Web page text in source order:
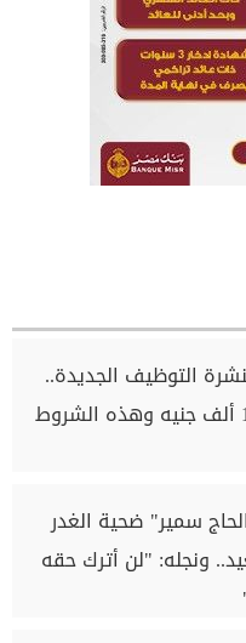
بنشرة التوظيف الجديدة..
رواتب تصل إلى 15 ألف جنيه وهذه الشروط
سمير" ضحية الغدر
ونجله: "لن أترك حقه